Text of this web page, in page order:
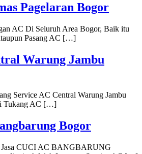
Pagelaran Bogor
AC Di Seluruh Area Bogor, Baik itu
Pasang AC […]
Warung Jambu
Service AC Central Warung Jambu
Tukang AC […]
Bogor
Jasa CUCI AC BANGBARUNG